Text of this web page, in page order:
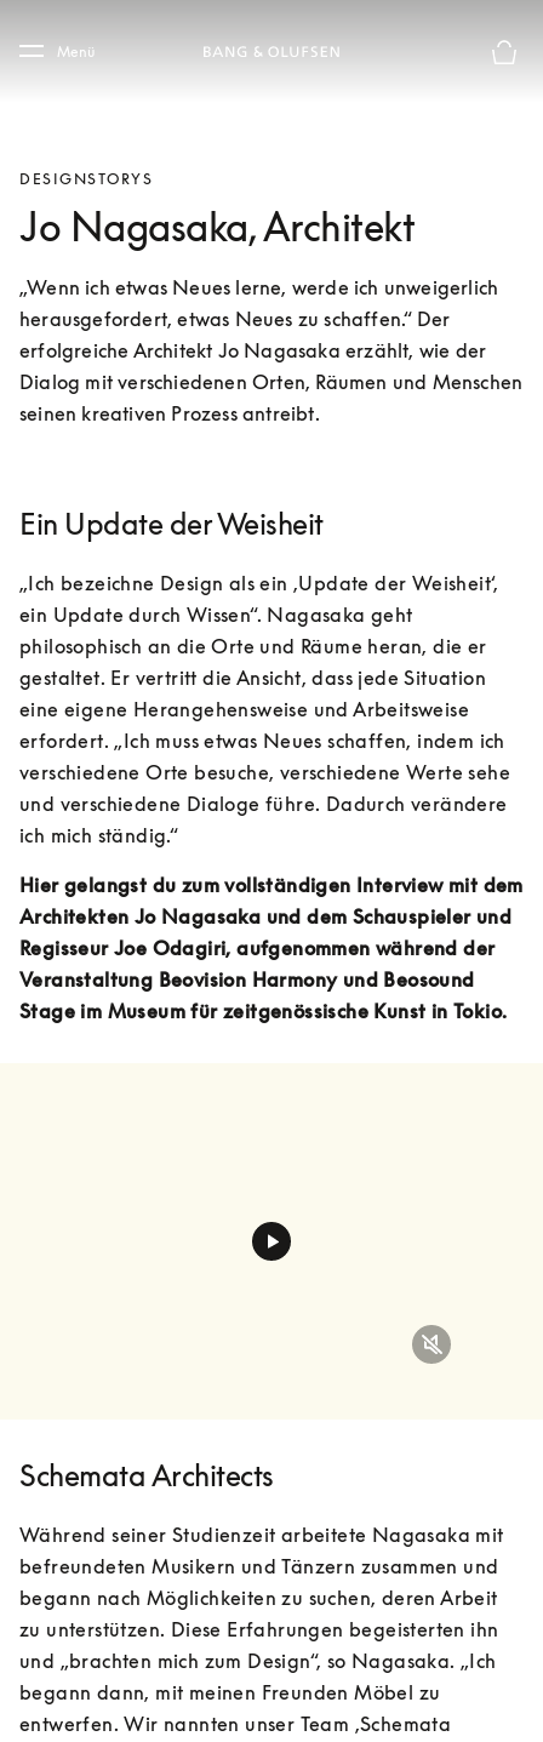
Skip to main footer
Menü
DESIGNSTORYS
Jo Nagasaka, Architekt
„Wenn ich etwas Neues lerne, werde ich unweigerlich
herausgefordert, etwas Neues zu schaffen.“ Der
erfolgreiche Architekt Jo Nagasaka erzählt, wie der
Dialog mit verschiedenen Orten, Räumen und Menschen
seinen kreativen Prozess antreibt.
Ein Update der Weisheit
„Ich bezeichne Design als ein ‚Update der Weisheit‘,
ein Update durch Wissen“. Nagasaka geht
philosophisch an die Orte und Räume heran, die er
gestaltet. Er vertritt die Ansicht, dass jede Situation
eine eigene Herangehensweise und Arbeitsweise
erfordert. „Ich muss etwas Neues schaffen, indem ich
verschiedene Orte besuche, verschiedene Werte sehe
und verschiedene Dialoge führe. Dadurch verändere
ich mich ständig.“
Hier gelangst du zum vollständigen Interview mit dem
Architekten Jo Nagasaka und dem Schauspieler und
Regisseur Joe Odagiri, aufgenommen während der
Veranstaltung Beovision Harmony und Beosound
Stage im Museum für zeitgenössische Kunst in Tokio.
Schemata Architects
Während seiner Studienzeit arbeitete Nagasaka mit
befreundeten Musikern und Tänzern zusammen und
begann nach Möglichkeiten zu suchen, deren Arbeit
zu unterstützen. Diese Erfahrungen begeisterten ihn
und „brachten mich zum Design“, so Nagasaka. „Ich
begann dann, mit meinen Freunden Möbel zu
entwerfen. Wir nannten unser Team ‚Schemata